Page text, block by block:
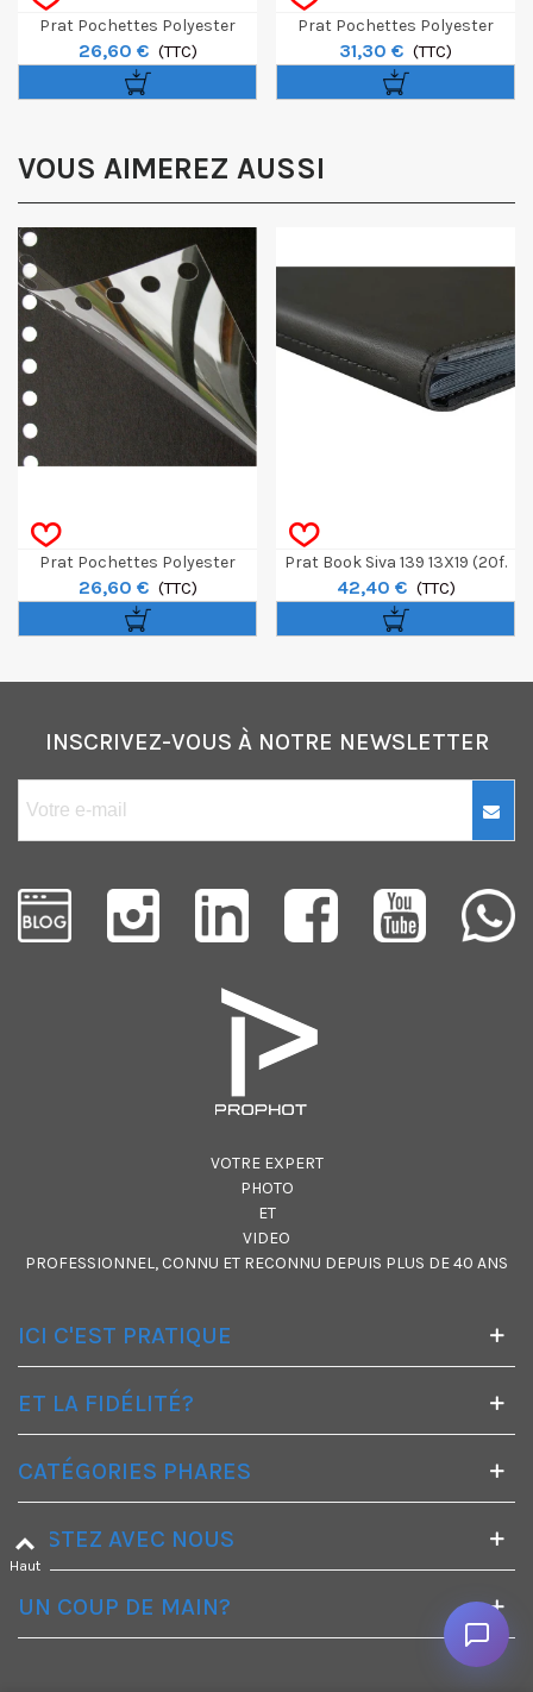
Prat Pochettes Polyester
Multi-Perforées Avec Feuillets
Noirs 21x30cm
26,60 € (TTC)
Prat Pochettes Polyester
Multi-Perforées Avec Feuillets
Noirs 24x32cm
31,30 € (TTC)
VOUS AIMEREZ AUSSI
Prat Pochettes Polyester
Multi-Perforées Avec Feuillets
Noirs 21x30cm
26,60 € (TTC)
Prat Book Siva 139 13X19 (20f.
Cousues Polypro)
42,40 € (TTC)
INSCRIVEZ-VOUS À NOTRE NEWSLETTER
VOTRE EXPERT
PHOTO
ET
VIDEO
PROFESSIONNEL, CONNU ET RECONNU DEPUIS PLUS DE 40 ANS
ICI C'EST PRATIQUE
ET LA FIDÉLITÉ?
CATÉGORIES PHARES
RESTEZ AVEC NOUS
UN COUP DE MAIN?
Haut